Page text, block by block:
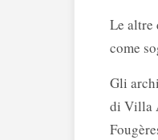
Le altre
come
Gli
di Villa